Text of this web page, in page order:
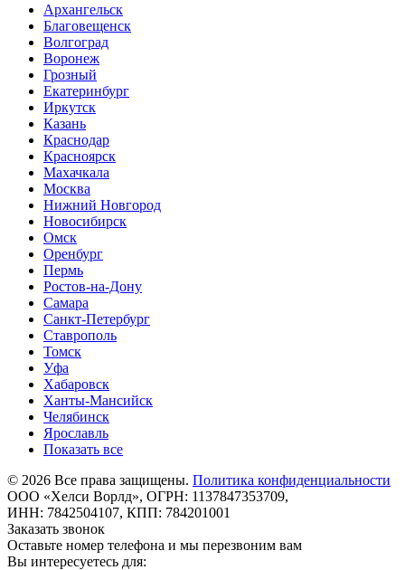
Архангельск
Благовещенск
Волгоград
Воронеж
Грозный
Екатеринбург
Иркутск
Казань
Краснодар
Красноярск
Махачкала
Москва
Нижний Новгород
Новосибирск
Омск
Оренбург
Пермь
Ростов-на-Дону
Самара
Санкт-Петербург
Ставрополь
Томск
Уфа
Хабаровск
Ханты-Мансийск
Челябинск
Ярославль
Показать все
© 2026 Все права защищены. Политика конфиденциальности
ООО «Хелси Ворлд», ОГРН: 1137847353709,
ИНН: 7842504107, КПП: 784201001
Заказать звонок
Оставьте номер телефона и мы перезвоним вам
Вы интересуетесь для: